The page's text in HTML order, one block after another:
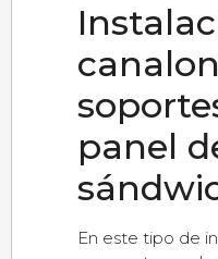
panel
En este tipo de